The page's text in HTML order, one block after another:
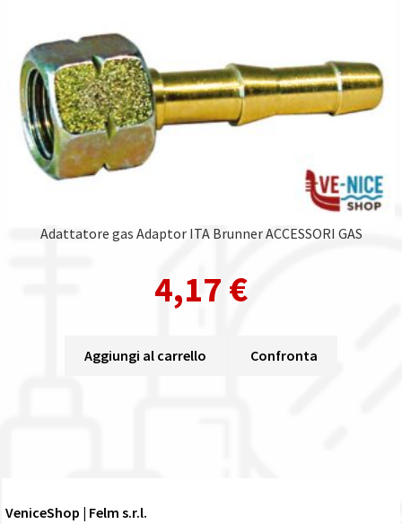
Adattatore gas Adaptor ITA Brunner ACCESSORI GAS
4,17 €
Aggiungi al carrello Confronta
VeniceShop | Felm s.r.l.